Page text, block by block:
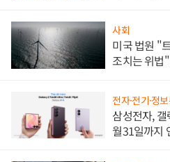
사회
미국 법원 "
조치는 위법
전자·전기·정
삼성전자,
월31일까지